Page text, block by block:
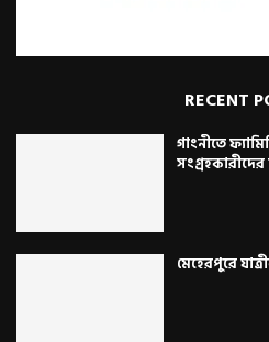
RECENT
গাংনীতে
মেহেরপুরে